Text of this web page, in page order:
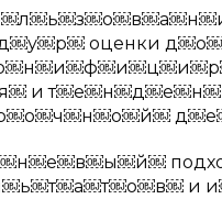
оценки
и
и